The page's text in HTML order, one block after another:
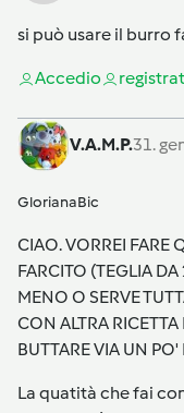
si può usare il burro
Accedio
V.A.M.P.31.
GlorianaBic
CIAO. VORREI FARE
FARCITO (TEGLIA
MENO O SERVE
CON ALTRA
BUTTARE VIA UN PO'
La quatità che fai